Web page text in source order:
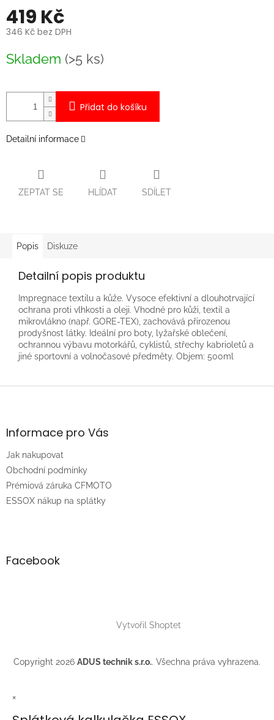
419 Kč
346 Kč bez DPH
cena:
Skladem (>5 ks)
Přidat do košíku
Detailní informace
ZEPTAT SE HLÍDAT SDÍLET
Popis Diskuze
Detailní popis produktu
Impregnace textilu a kůže. Vysoce efektivní a dlouhotrvající
ochrana proti vlhkosti a oleji. Vhodné pro kůži, textil a
mikrovlákno (např. GORE-TEX), zachovává přirozenou
prodyšnost látky. Ideální pro boty, lyžařské oblečení,
ochrannou výbavu motorkářů, cyklistů, střechy kabrioletů a
jiné sportovní a volnočasové předměty. Objem: 500ml
Z
aInformace pro Vás
Jak nakupovat
Obchodní podmínky
Prémiová záruka CFMOTO
ESSOX nákup na splátky
Facebook
Vytvořil Shoptet
Copyright 2026 ADUS technik s.r.o.. Všechna práva vyhrazena.
×